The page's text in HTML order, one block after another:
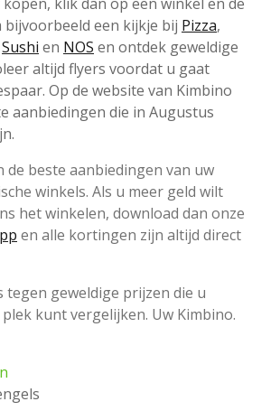
bijvoorbeeld een kijkje bij Pizza,
Sushi en NOS en ontdek geweldige
altijd flyers voordat u gaat
Op de website van Kimbino
aanbiedingen die in Augustus
de beste aanbiedingen van uw
winkels. Als u meer geld wilt
het winkelen, download dan onze
en alle kortingen zijn altijd direct
tegen geweldige prijzen die u
kunt vergelijken. Uw Kimbino.